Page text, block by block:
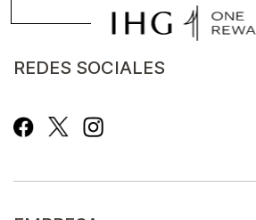
REDES SOCIALES